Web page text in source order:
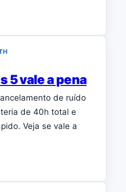
5 vale a pena
de ruído
de 40h total e
Veja se vale a